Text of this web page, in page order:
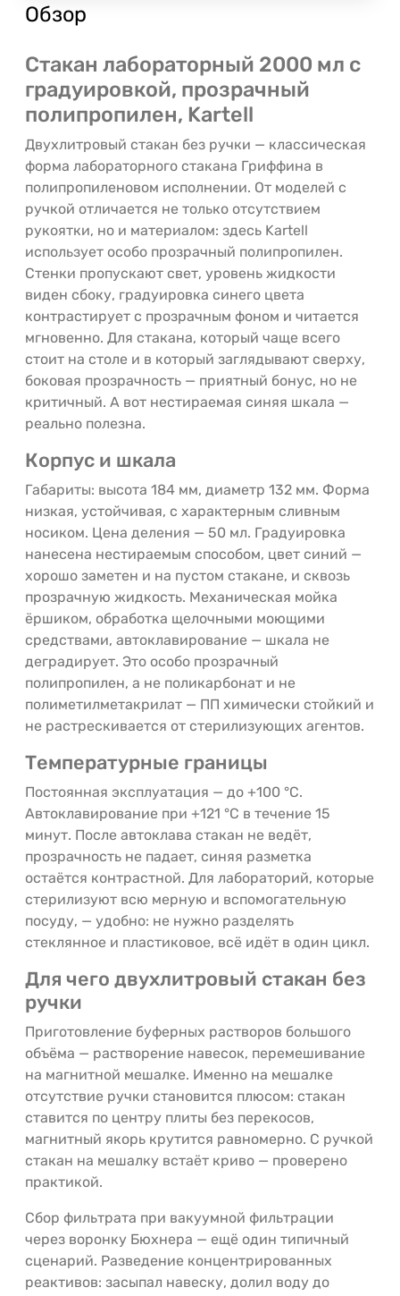
Обзор
Стакан лабораторный 2000 мл с
градуировкой, прозрачный
полипропилен, Kartell
Двухлитровый стакан без ручки — классическая
форма лабораторного стакана Гриффина в
полипропиленовом исполнении. От моделей с
ручкой отличается не только отсутствием
рукоятки, но и материалом: здесь Kartell
использует особо прозрачный полипропилен.
Стенки пропускают свет, уровень жидкости
виден сбоку, градуировка синего цвета
контрастирует с прозрачным фоном и читается
мгновенно. Для стакана, который чаще всего
стоит на столе и в который заглядывают сверху,
боковая прозрачность — приятный бонус, но не
критичный. А вот нестираемая синяя шкала —
реально полезна.
Корпус и шкала
Габариты: высота 184 мм, диаметр 132 мм. Форма
низкая, устойчивая, с характерным сливным
носиком. Цена деления — 50 мл. Градуировка
нанесена нестираемым способом, цвет синий —
хорошо заметен и на пустом стакане, и сквозь
прозрачную жидкость. Механическая мойка
ёршиком, обработка щелочными моющими
средствами, автоклавирование — шкала не
деградирует. Это особо прозрачный
полипропилен, а не поликарбонат и не
полиметилметакрилат — ПП химически стойкий и
не растрескивается от стерилизующих агентов.
Температурные границы
Постоянная эксплуатация — до +100 °C.
Автоклавирование при +121 °C в течение 15
минут. После автоклава стакан не ведёт,
прозрачность не падает, синяя разметка
остаётся контрастной. Для лабораторий, которые
стерилизуют всю мерную и вспомогательную
посуду, — удобно: не нужно разделять
стеклянное и пластиковое, всё идёт в один цикл.
Для чего двухлитровый стакан без
ручки
Приготовление буферных растворов большого
объёма — растворение навесок, перемешивание
на магнитной мешалке. Именно на мешалке
отсутствие ручки становится плюсом: стакан
ставится по центру плиты без перекосов,
магнитный якорь крутится равномерно. С ручкой
стакан на мешалку встаёт криво — проверено
практикой.
Сбор фильтрата при вакуумной фильтрации
через воронку Бюхнера — ещё один типичный
сценарий. Разведение концентрированных
реактивов: засыпал навеску, долил воду до